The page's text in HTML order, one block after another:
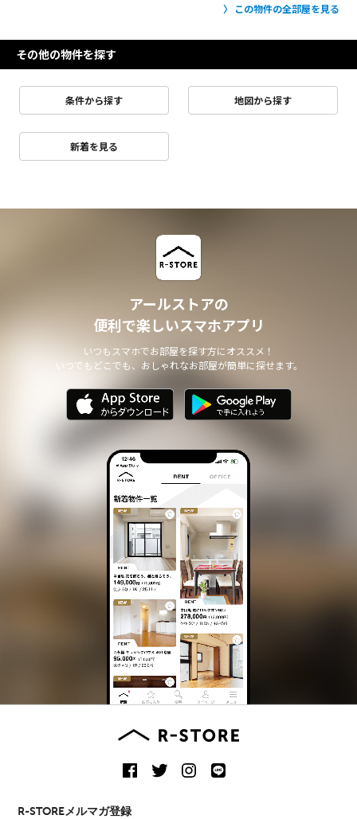
この物件の全部屋を見る
その他の物件を探す
条件から探す 地図から探す
新着を見る
アールストアの
便利で楽しいスマホアプリ
いつもスマホでお部屋を探す方にオススメ！
いつでもどこでも、おしゃれなお部屋が簡単に探せます。
R-STOREメルマガ登録